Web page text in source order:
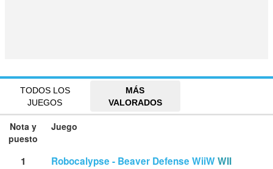
TODOS LOS
JUEGOS
MÁS
VALORADOS
Nota y
puesto
Juego
1 Robocalypse - Beaver Defense WiiWWII